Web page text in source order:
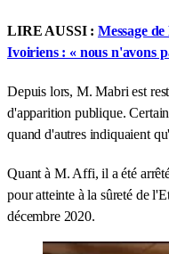
LIRE AUSSI : Message
Ivoiriens : « nous n'avons
Depuis lors, M. Mabri est
d'apparition publique.
quand d'autres indiquaient
Quant à M. Affi, il a été
pour atteinte à la sûreté de
décembre 2020.